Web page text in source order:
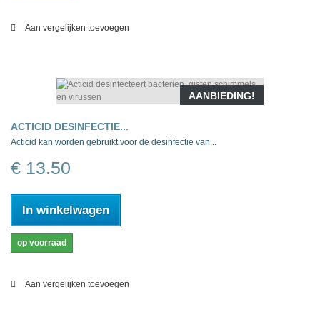
Aan vergelijken toevoegen
AANBIEDING!
ACTICID DESINFECTIE...
Acticid kan worden gebruikt voor de desinfectie van...
€ 13.50
In winkelwagen
op voorraad
Aan vergelijken toevoegen